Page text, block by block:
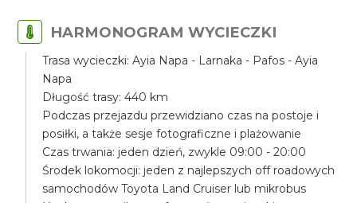
HARMONOGRAM WYCIECZKI
Trasa wycieczki: Ayia Napa - Larnaka - Pafos - Ayia
Napa
Długość trasy: 440 km
Podczas przejazdu przewidziano czas na postoje i
posiłki, a także sesje fotograficzne i plażowanie
Czas trwania: jeden dzień, zwykle 09:00 - 20:00
Środek lokomocji: jeden z najlepszych off roadowych
samochodów Toyota Land Cruiser lub mikrobus